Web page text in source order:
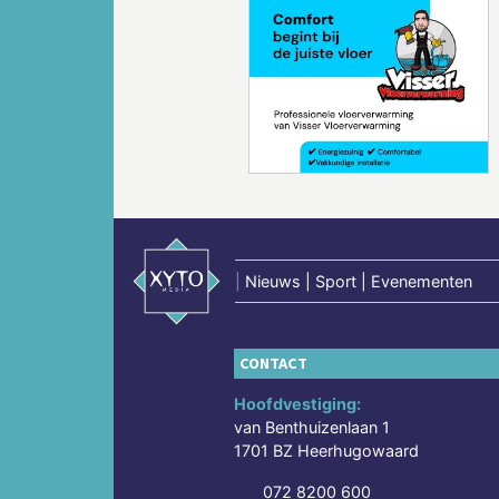
Nieuws | Sport | Evenementen
CONTACT
Hoofdvestiging:
van Benthuizenlaan 1
1701 BZ Heerhugowaard
072 8200 600